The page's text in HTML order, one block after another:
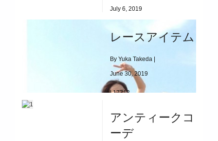
July 6, 2019
レースアイテム
By Yuka Takeda |
June 30, 2019
|17712
レースアイテム
アンティークコ
ーデ